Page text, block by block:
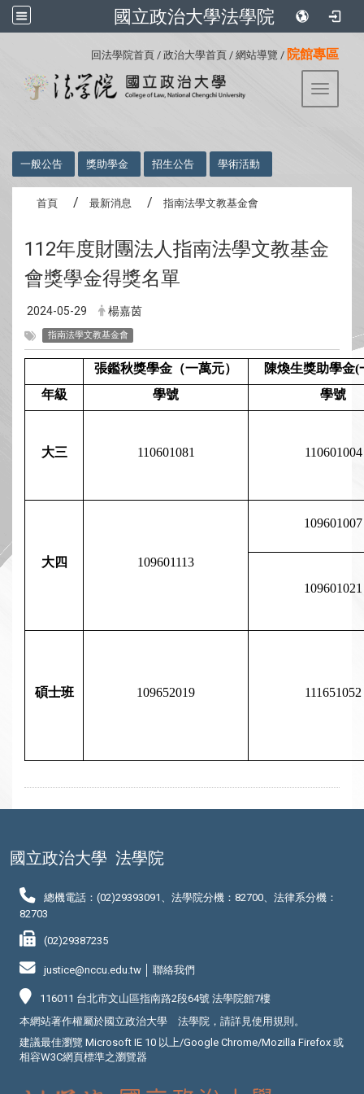
國立政治大學法學院
回法學院首頁 / 政治大學首頁 / 網站導覽 / 院館專區
Toggle
一般公告 獎助學金 招生公告 學術活動
首頁 最新消息 指南法學文教基金會
112年度財團法人指南法學文教基金
會獎學金得獎名單
2024-05-29 楊嘉茵
指南法學文教基金會
張鑑秋獎學金（一萬元）
陳煥生獎助學金(
年級
學號 學號
大三 110601081 110601004
大四 109601113
109601007
109601021
碩士班 109652019 111651052
國立政治大學 法學院
總機電話：(02)29393091、法學院分機：82700、法律系分機：
82703
(02)29387235
justice@nccu.edu.tw │聯絡我們
116011 台北市文山區指南路2段64號 法學院館7樓
本網站著作權屬於國立政治大學 法學院，請詳見使用規則 。
建議最佳瀏覽 Microsoft IE 10 以上/Google Chrome/Mozilla Firefox 或
相容W3C網頁標準之瀏覽器